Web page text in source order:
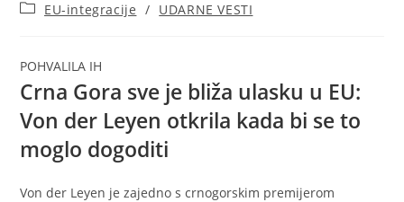
PostEU-integracije / UDARNE VESTI
POHVALILA IH
Crna Gora sve je bliža ulasku u EU:
Von der Leyen otkrila kada bi se to
moglo dogoditi
Von der Leyen je zajedno s crnogorskim premijerom